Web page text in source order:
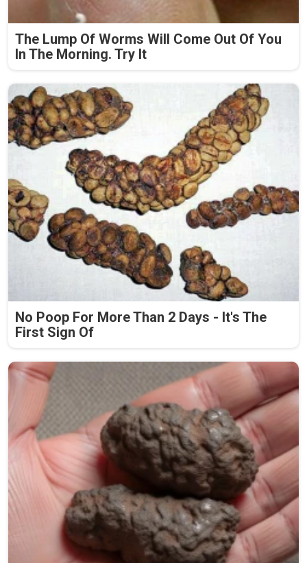
The Lump Of Worms Will Come Out Of You
In The Morning. Try It
No Poop For More Than 2 Days - It's The
First Sign Of